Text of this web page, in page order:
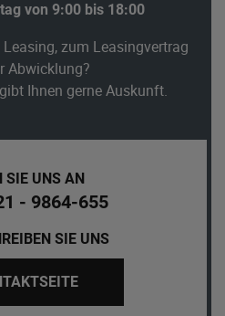
von 9:00 bis 18:00
zum Leasingvertrag
Abwicklung?
Ihnen gerne Auskunft.
SIE UNS AN
- 9864-655
SIE UNS